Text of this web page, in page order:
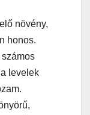
növény,
honos.
levelek